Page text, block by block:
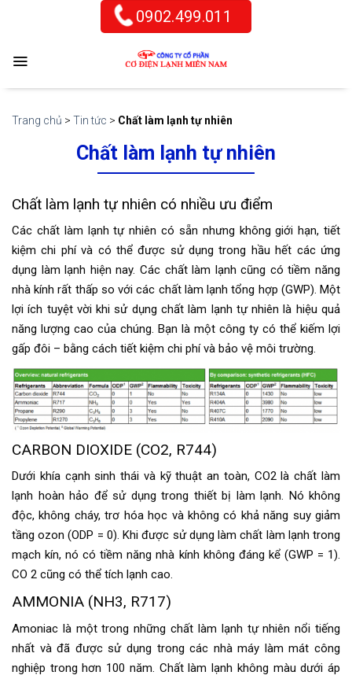
0902.499.011
Trang chủ > Tin tức > Chất làm lạnh tự nhiên
Chất làm lạnh tự nhiên
Chất làm lạnh tự nhiên có nhiều ưu điểm
Các chất làm lạnh tự nhiên có sẵn nhưng không giới hạn, tiết
kiệm chi phí và có thể được sử dụng trong hầu hết các ứng
dụng làm lạnh hiện nay. Các chất làm lạnh cũng có tiềm năng
nhà kính rất thấp so với các chất làm lạnh tổng hợp (GWP). Một
lợi ích tuyệt vời khi sử dụng chất làm lạnh tự nhiên là hiệu quả
năng lượng cao của chúng. Bạn là một công ty có thể kiếm lợi
gấp đôi – bằng cách tiết kiệm chi phí và bảo vệ môi trường.
CARBON DIOXIDE (CO2, R744)
Dưới khía cạnh sinh thái và kỹ thuật an toàn, CO2 là chất làm
lạnh hoàn hảo để sử dụng trong thiết bị làm lạnh. Nó không
độc, không cháy, trơ hóa học và không có khả năng suy giảm
tầng ozon (ODP = 0). Khi được sử dụng làm chất làm lạnh trong
mạch kín, nó có tiềm năng nhà kính không đáng kể (GWP = 1).
CO 2 cũng có thể tích lạnh cao.
AMMONIA (NH3, R717)
Amoniac là một trong những chất làm lạnh tự nhiên nổi tiếng
nhất và đã được sử dụng trong các nhà máy làm mát công
nghiệp trong hơn 100 năm. Chất làm lạnh không màu dưới áp